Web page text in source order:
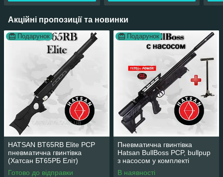
Акційні пропозиції та новинки
Подарунок
HATSAN BT65RB Elite PCP
пневматична гвинтівка
(Хатсан БТ65РБ Еліт)
Готово до відправки
Подарунок
Пневматична гвинтівка
Hatsan BullBoss PCP, bullpup
з насосом у комплекті
(Хатсан Булбос)
В наявності